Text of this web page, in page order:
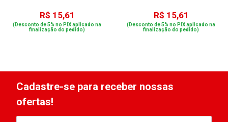
R$ 15,61
(Desconto de 5% no PIX aplicado na
finalização do pedido)
R$ 15,61
(Desconto de 5% no PIX aplicado na
finalização do pedido)
Cadastre-se para receber nossas
ofertas!